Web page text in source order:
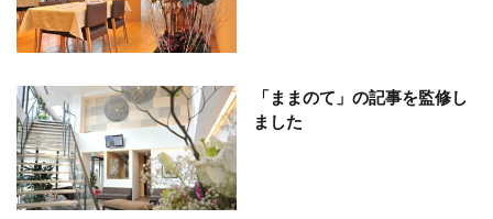
「ままのて」の記事を監修し
ました